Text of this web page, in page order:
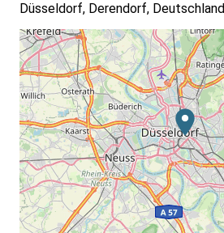
Düsseldorf, Derendorf, Deutschland